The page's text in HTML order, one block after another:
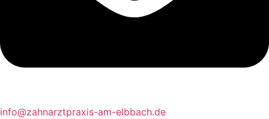
info@zahnarztpraxis-am-elbbach.de